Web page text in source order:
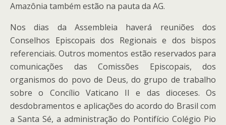
Amazônia também estão na pauta da AG.
Nos dias da Assembleia haverá reuniões dos
Conselhos Episcopais dos Regionais e dos bispos
referenciais. Outros momentos estão reservados para
comunicações das Comissões Episcopais, dos
organismos do povo de Deus, do grupo de trabalho
sobre o Concílio Vaticano II e das dioceses. Os
desdobramentos e aplicações do acordo do Brasil com
a Santa Sé, a administração do Pontifício Colégio Pio